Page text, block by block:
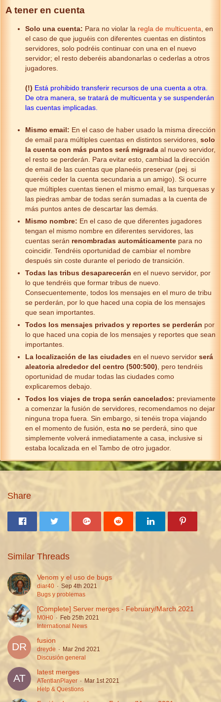
A tener en cuenta
Solo una cuenta: Para no violar la regla de multicuenta , en
el caso de que juguéis con diferentes cuentas en distintos
servidores, solo podréis continuar con una en el nuevo
servidor; el resto deberéis abandonarlas o cederlas a otros
jugadores.
(!) Está prohibido transferir recursos de una cuenta a otra.
De otra manera, se tratará de multicuenta y se suspenderán
las cuentas implicadas.
Mismo email: En el caso de haber usado la misma dirección
de email para múltiples cuentas en distintos servidores, solo
la cuenta con más puntos será migrada al nuevo servidor,
el resto se perderán. Para evitar esto, cambiad la dirección
de email de las cuentas que planeéis preservar (pej. si
queréis ceder la cuenta secundaria a un amigo). Si ocurre
que múltiples cuentas tienen el mismo email, las turquesas y
las piedras ambar de todas serán sumadas a la cuenta de
más puntos antes de descartar las demás.
Mismo nombre: En el caso de que diferentes jugadores
tengan el mismo nombre en diferentes servidores, las
cuentas serán renombradas automáticamente para no
coincidir. Tendréis oportunidad de cambiar el nombre
después sin coste durante el periodo de transición.
Todas las tribus desaparecerán en el nuevo servidor, por
lo que tendréis que formar tribus de nuevo.
Consecuentemente, todos los mensajes en el muro de tribu
se perderán, por lo que haced una copia de los mensajes
que sean importantes.
Todos los mensajes privados y reportes se perderán por
lo que haced una copia de los mensajes y reportes que sean
importantes.
La localización de las ciudades en el nuevo servidor será
aleatoria alrededor del centro (500:500) , pero tendréis
oportunidad de mudar todas las ciudades como
explicaremos debajo.
Todos los viajes de tropa serán cancelados: previamente
a comenzar la fusión de servidores, recomendamos no dejar
ninguna tropa fuera. Sin embargo, si tenéis tropa viajando
en el momento de fusión, esta no se perderá, sino que
simplemente volverá inmediatamente a casa, inclusive si
estaba localizada en el Tambo de otro jugador.
Share
Similar Threads
Venom y el uso de bugs
diar40
Sep 4th 2021
Bugs y problemas
[Complete] Server merges - February/March 2021
M0H0
Feb 25th 2021
International News
fusion
dreyde
Mar 2nd 2021
Discusión general
latest merges
ATentlanPlayer
Mar 1st 2021
Help & Questions